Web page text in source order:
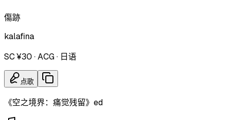
傷跡
kalafina
SC ¥30 ·ACG· 日语
点歌
《空之境界：痛觉残留》ed